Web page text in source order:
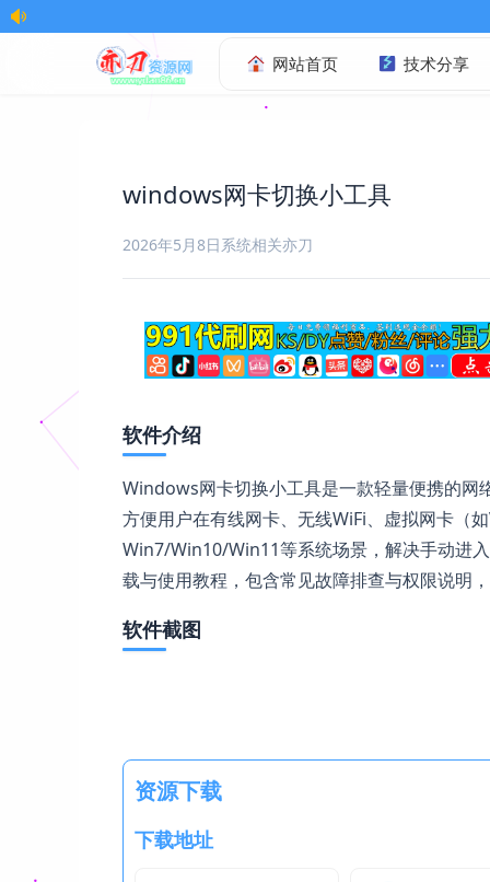
网站首页 技术分享
windows网卡切换小工具
2026年5月8日系统相关亦刀
软件介绍
Windows网卡切换小工具是一款轻量便携的网
方便用户在有线网卡、无线WiFi、虚拟网卡（
Win7/Win10/Win11等系统场景，解决手动进
载与使用教程，包含常见故障排查与权限说明
软件截图
资源下载
下载地址